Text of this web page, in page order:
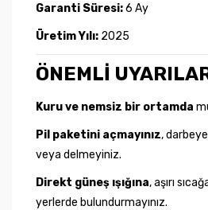
Garanti Süresi:6 Ay
Üretim Yılı: 2025
ÖNEMLİ
Kuru ve nemsiz bir ortamda
Pil paketini açmayınız,
veya delmeyiniz.
Direkt güneş ışığına, aşırı
yerlerde bulundurmayınız.